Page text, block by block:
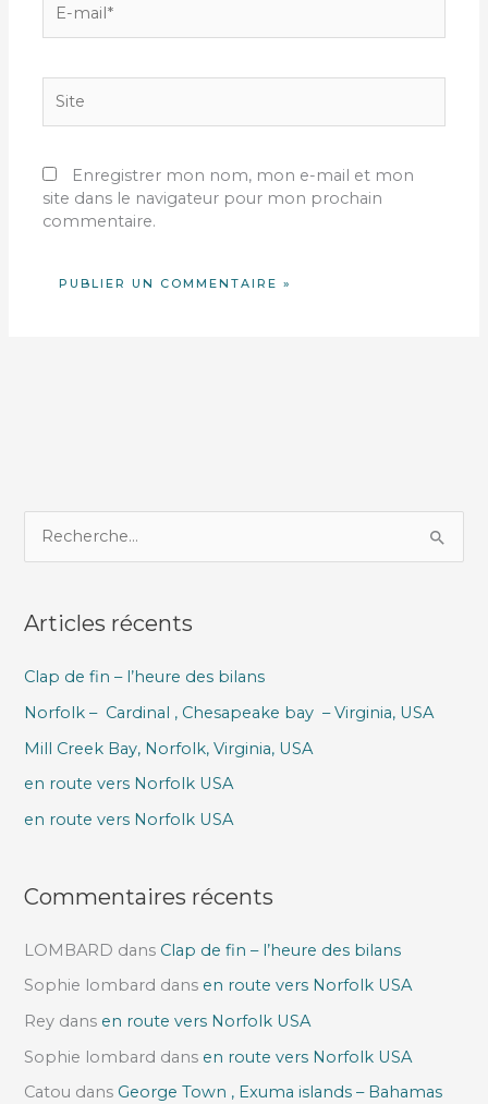
mail*
Enregistrer mon nom, mon e-mail et mon
site dans le navigateur pour mon prochain
commentaire.
e
h
r
c
h
e
Articles récents
Clap de fin – l’heure des bilans
Norfolk – Cardinal , Chesapeake bay – Virginia, USA
Mill Creek Bay, Norfolk, Virginia, USA
en route vers Norfolk USA
en route vers Norfolk USA
Commentaires récents
LOMBARD dans Clap de fin – l’heure des bilans
Sophie lombard dans en route vers Norfolk USA
Rey dans en route vers Norfolk USA
Sophie lombard dans en route vers Norfolk USA
Catou dans George Town , Exuma islands – Bahamas